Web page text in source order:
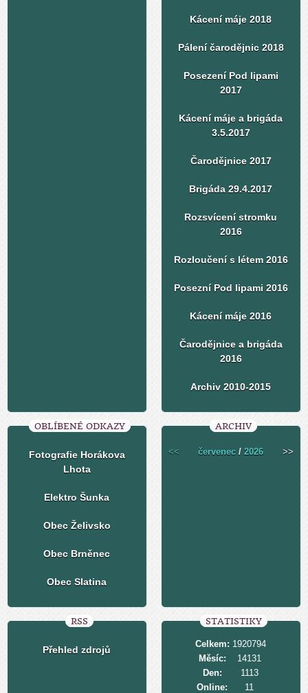
Kácení máje 2018
Pálení čarodějnic 2018
Posezení Pod lipami
2017
Kácení máje a brigáda
3.5.2017
Čarodějnice 2017
Brigáda 29.4.2017
Rozsvícení stromku
2016
Rozloučení s létem 2016
Posezní Pod lipami 2016
Kácení máje 2016
Čarodějnice a brigáda
2016
Archiv 2010-2015
OBLÍBENÉ ODKAZY
Fotografie Horákova
Lhota
Elektro Šunka
Obec Želivsko
Obec Brněnec
Obec Slatina
ARCHIV
<< červenec /2026 >>
RSS
Přehled zdrojů
STATISTIKY
Online: 11
Celkem: 1920794
Měsíc:
14131
Den:
1113